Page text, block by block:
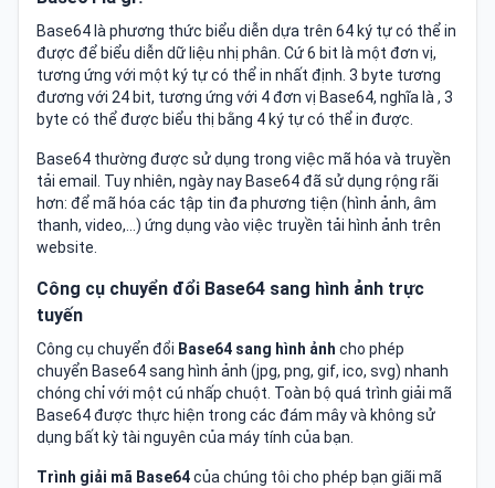
Base64 là phương thức biểu diễn dựa trên 64 ký tự có thể in
được để biểu diễn dữ liệu nhị phân. Cứ 6 bit là một đơn vị,
tương ứng với một ký tự có thể in nhất định. 3 byte tương
đương với 24 bit, tương ứng với 4 đơn vị Base64, nghĩa là , 3
byte có thể được biểu thị bằng 4 ký tự có thể in được.
Base64 thường được sử dụng trong việc mã hóa và truyền
tải email. Tuy nhiên, ngày nay Base64 đã sử dụng rộng rãi
hơn: để mã hóa các tập tin đa phương tiện (hình ảnh, âm
thanh, video,…) ứng dụng vào việc truyền tải hình ảnh trên
website.
Công cụ chuyển đổi Base64 sang hình ảnh trực
tuyến
Công cụ chuyển đổi Base64 sang hình ảnh cho phép
chuyển Base64 sang hình ảnh (jpg, png, gif, ico, svg) nhanh
chóng chỉ với một cú nhấp chuột. Toàn bộ quá trình giải mã
Base64 được thực hiện trong các đám mây và không sử
dụng bất kỳ tài nguyên của máy tính của bạn.
Trình giải mã Base64của chúng tôi cho phép bạn giãi mã